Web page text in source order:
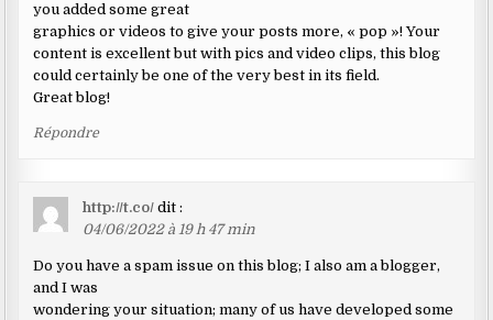
you added some great
graphics or videos to give your posts more, « pop »! Your
content is excellent but with pics and video clips, this blog
could certainly be one of the very best in its field.
Great blog!
Répondre
http://t.co/ dit :
04/06/2022 à 19 h 47 min
Do you have a spam issue on this blog; I also am a blogger,
and I was
wondering your situation; many of us have developed some